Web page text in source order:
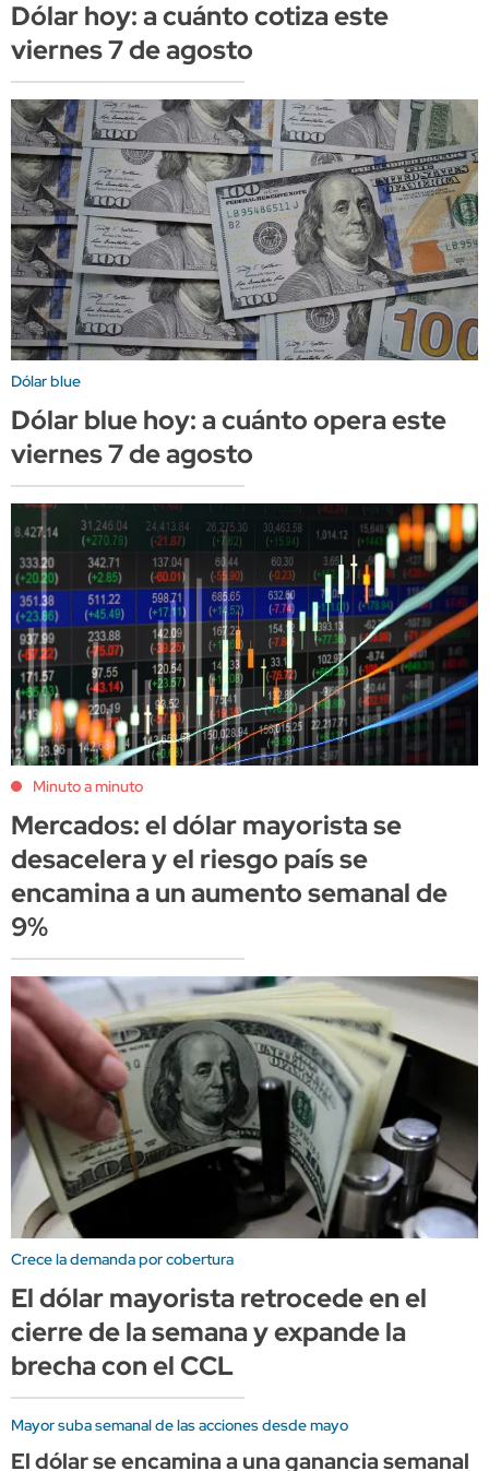
Dólar hoy: a cuánto cotiza este
viernes 7 de agosto
Dólar blue
Dólar blue hoy: a cuánto opera este
viernes 7 de agosto
Minuto a minuto
Mercados: el dólar mayorista se
desacelera y el riesgo país se
encamina a un aumento semanal de
9%
Crece la demanda por cobertura
El dólar mayorista retrocede en el
cierre de la semana y expande la
brecha con el CCL
Mayor suba semanal de las acciones desde mayo
El dólar se encamina a una ganancia semanal